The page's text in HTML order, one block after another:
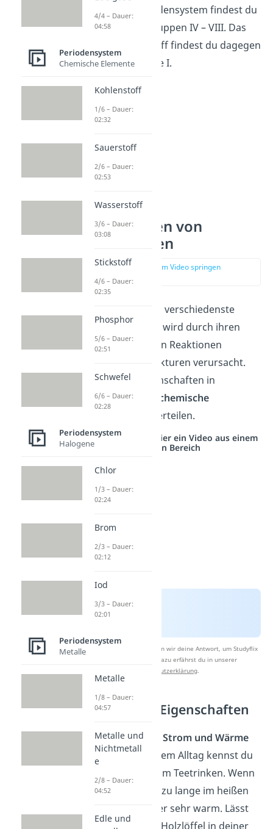
Edelgase
. Im Periodensystem findest du
sie in den Hauptgruppen IV – VIII. Das
Element Wasserstoff findest du dagegen
in der Hauptgruppe I.
Eigenschaften von
Nichtmetallen
zur Stelle im Video springen
Nichtmetalle haben verschiedenste
Eigenschaften. Das wird durch ihren
Atombau und ihre in Reaktionen
ausgebildeten Strukturen verursacht.
Du kannst die Eigenschaften in
physikalische
chemische
unterteilen.
Studyflix vernetzt: Hier ein Video aus einem
anderen Bereich
Nach Beantwortung speichern wir deine Antwort, um Studyflix
zu verbessern. Mehr dazu erfährst du in unserer
Datenschutzerklärung.
Physikalische Eigenschaften
Nichtmetalleleiten Strom und Wärme
nur schlecht. Aus dem Alltag kennst du
das zum Beispiel vom Teetrinken. Wenn
du den Metalllöffel zu lange im heißen
Wasser lässt, wird er sehr warm. Lässt
du hingegen einen Holzlöffel in deiner
4/4 – Dauer:
04:58
Periodensystem
Chemische Elemente
Kohlenstoff
1/6 – Dauer:
02:32
Sauerstoff
2/6 – Dauer:
02:53
Wasserstoff
3/6 – Dauer:
03:08
Stickstoff
4/6 – Dauer:
02:35
Phosphor
5/6 – Dauer:
02:51
Schwefel
6/6 – Dauer:
02:28
Periodensystem
Halogene
Chlor
1/3 – Dauer:
02:24
Brom
2/3 – Dauer:
02:12
Iod
3/3 – Dauer:
02:01
Periodensystem
Metalle
Metalle
1/8 – Dauer:
04:57
Metalle und
Nichtmetall
e
2/8 – Dauer:
04:52
Edle und